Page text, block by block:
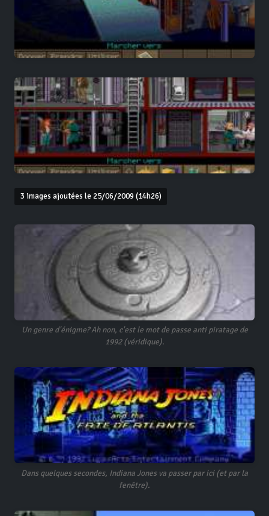
3 images ajoutées le 25/06/2009 (14h26)
Un genre d'énigme? Ah non, c'est le mot de passe anti piratage de
1992 (véridique).
Dans quelques secondes, Indiana Jones va passer par ici (et par la
fenêtre).